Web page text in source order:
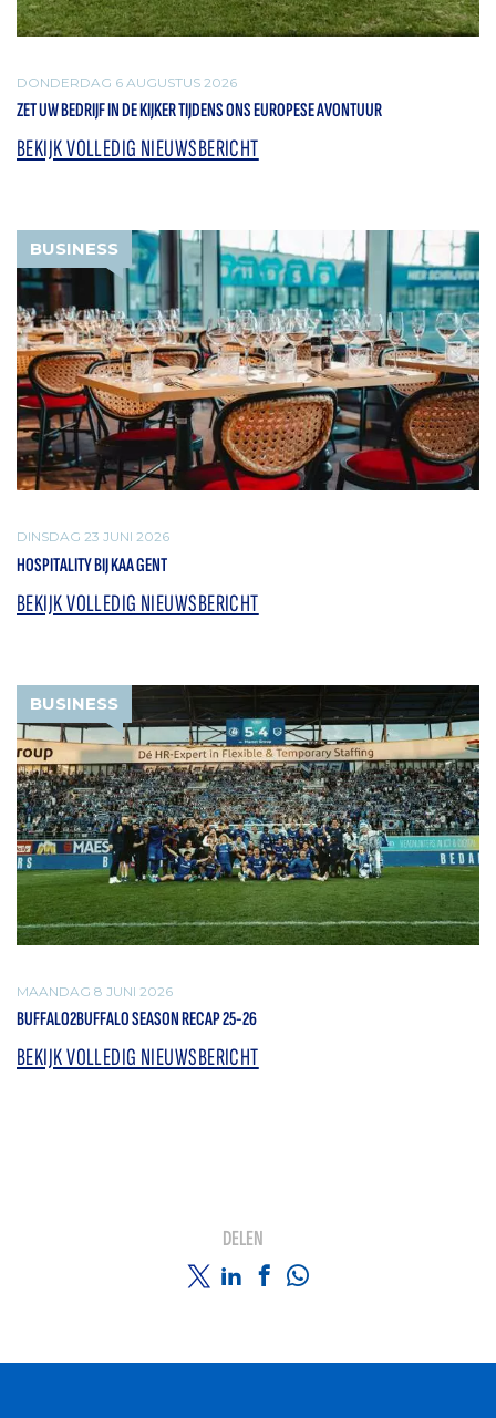
DONDERDAG 6 AUGUSTUS 2026
ZET UW BEDRIJF IN DE KIJKER TIJDENS ONS EUROPESE AVONTUUR
BEKIJK VOLLEDIG NIEUWSBERICHT
BUSINESS
DINSDAG 23 JUNI 2026
HOSPITALITY BIJ KAA GENT
BEKIJK VOLLEDIG NIEUWSBERICHT
BUSINESS
MAANDAG 8 JUNI 2026
BUFFALO2BUFFALO SEASON RECAP 25-26
BEKIJK VOLLEDIG NIEUWSBERICHT
DELEN